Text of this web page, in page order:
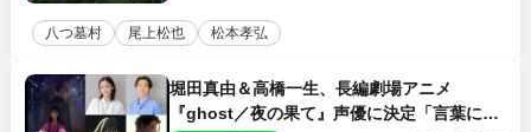
八つ墓村 尾上松也 松本孝弘
堀田真由＆高橋一生、長編劇場アニメ
『ghost／夜の果て』声優に決定「言葉には